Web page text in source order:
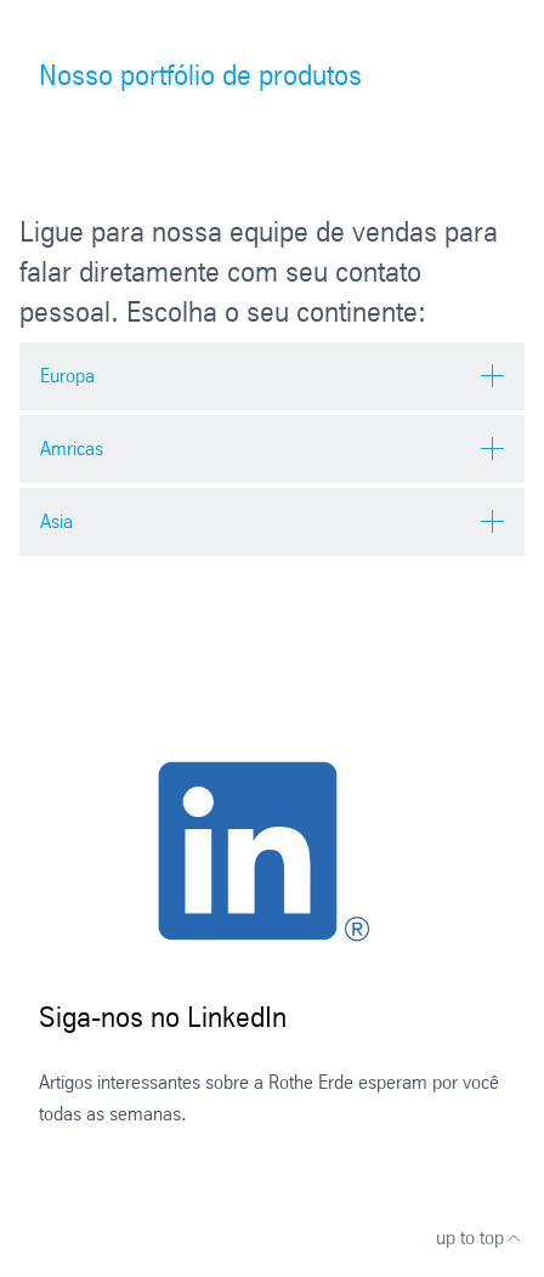
Nosso portfólio de produtos
Ligue para nossa equipe de vendas para
falar diretamente com seu contato
pessoal. Escolha o seu continente:
Europa
thyssenkrupp rothe erde Germany GmbH
Amricas
thyssenkrupp rothe erde USA Inc.
Asia
thyssenkrupp rothe erde Japan Ltd.
+81 (3) 62 28 33 88
Rothe Erde India Private Ltd.
Siga-nos no LinkedIn
Artigos interessantes sobre a Rothe Erde esperam por você
todas as semanas.
up to top